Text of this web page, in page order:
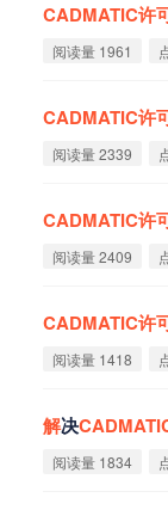
CADMATIC许
阅读量 1961
CADMATIC许
阅读量 2339
CADMATIC许
阅读量 2409
CADMATIC许
阅读量 1418
解决
阅读量 1834